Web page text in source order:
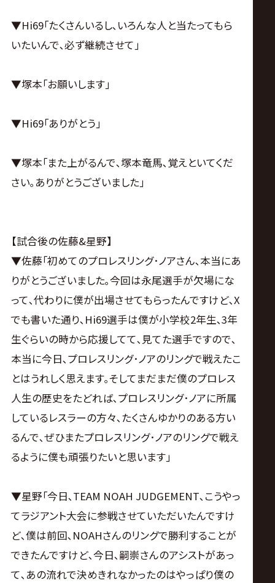
▼Hi69｢たくさんいるし､いろんな人と当たってもら
いたいんで､必ず継続させて｣
▼塚本｢お願いします｣
▼Hi69｢ありがとう｣
▼塚本｢また上がるんで､塚本竜馬､覚えといてくだ
さい｡ありがとうございました｣
【試合後の佐藤&星野】
▼佐藤｢初めてのプロレスリング･ノアさん､本当にあ
りがとうございました｡今回は永尾選手が欠場にな
って､代わりに僕が出場させてもらったんですけど､X
でも書いた通り､Hi69選手は僕が小学校2年生､3年
生ぐらいの時から応援してて､見てた選手ですので､
本当に今日､プロレスリング･ノアのリングで戦えたこ
とはうれしく思えます｡そしてまだまだ僕のプロレス
人生の歴史をたどれば､プロレスリング･ノアに所属
しているレスラーの方々､たくさんゆかりのある方い
るんで､ぜひまたプロレスリング･ノアのリングで戦え
るように僕も頑張りたいと思います｣
▼星野｢今日､TEAM NOAH JUDGEMENT､こうやっ
てラジアント大会に参戦させていただいたんですけ
ど､僕は前回､NOAHさんのリングで勝利することが
できたんですけど､今日､嗣崇さんのアシストがあっ
て､あの流れで決めきれなかったのはやっぱり僕の